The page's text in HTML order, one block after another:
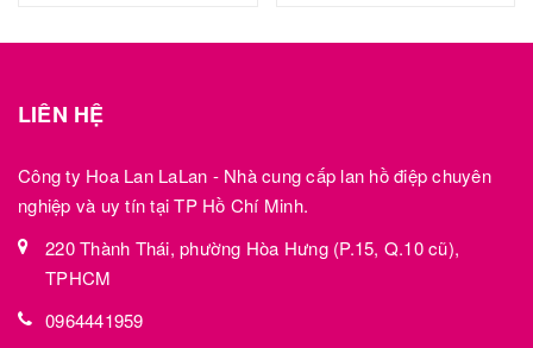
LIÊN HỆ
Công ty Hoa Lan LaLan - Nhà cung cấp lan hồ điệp chuyên
nghiệp và uy tín tại TP Hồ Chí Minh.
220 Thành Thái, phường Hòa Hưng (P.15, Q.10 cũ),
TPHCM
0964441959